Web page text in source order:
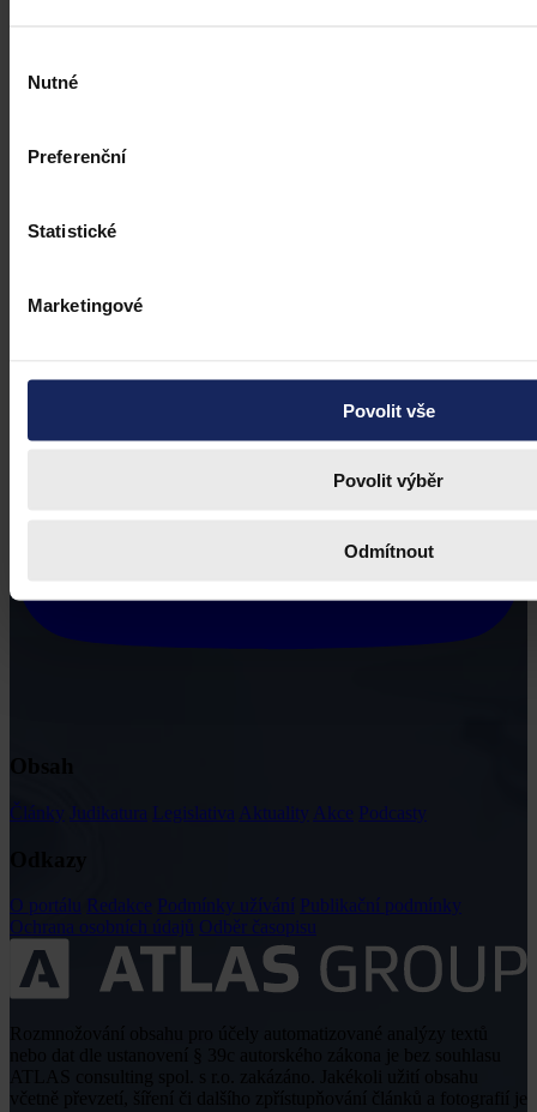
souhlasu
Nutné
Preferenční
Statistické
Marketingové
Povolit vše
Povolit výběr
Odmítnout
Články Judikatura Legislativa Aktuality Akce Podcasty
O portálu Redakce Podmínky užívání Publikační podmínky
Ochrana osobních údajů Odběr časopisu
včetně převzetí, šíření či dalšího zpřístupňování článků a fotografií je